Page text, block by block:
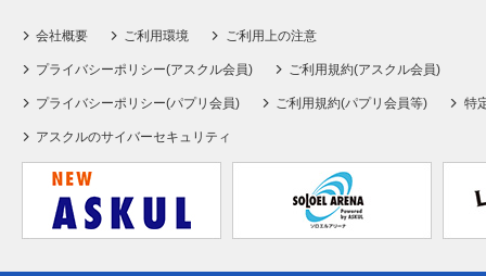
会社概要 ご利用環境 ご利用上の注意
プライバシーポリシー(アスクル会員) ご利用規約(アスクル会員)
プライバシーポリシー(パプリ会員) ご利用規約(パプリ会員等) 特
アスクルのサイバーセキュリティ